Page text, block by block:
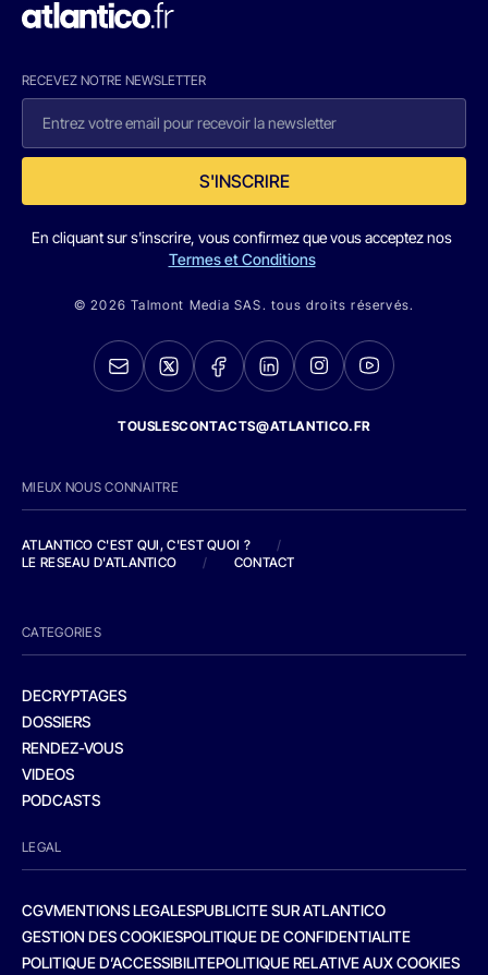
RECEVEZ NOTRE NEWSLETTER
S'INSCRIRE
En cliquant sur s'inscrire, vous confirmez que vous acceptez nos
Termes et Conditions
© 2026 Talmont Media SAS. tous droits réservés.
TOUSLESCONTACTS@ATLANTICO.FR
MIEUX NOUS CONNAITRE
ATLANTICO C'EST QUI, C'EST QUOI ?
/
LE RESEAU D'ATLANTICO
/ CONTACT
CATEGORIES
DECRYPTAGES
DOSSIERS
RENDEZ-VOUS
VIDEOS
PODCASTS
LEGAL
CGVMENTIONS LEGALESPUBLICITE SUR ATLANTICO
GESTION DES COOKIESPOLITIQUE DE CONFIDENTIALITE
POLITIQUE D’ACCESSIBILITEPOLITIQUE RELATIVE AUX COOKIES